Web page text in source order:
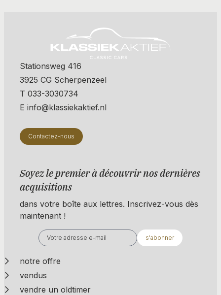
Stationsweg 416
3925 CG Scherpenzeel
T 033-3030734
E info@klassiekaktief.nl
Contactez-nous
Soyez le premier à découvrir nos dernières
acquisitions
dans votre boîte aux lettres. Inscrivez-vous dès
maintenant !
s'abonner
notre offre
vendus
vendre un oldtimer